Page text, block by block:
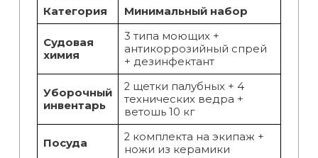
Категория Минимальный набор
Судовая
химия
3 типа моющих +
антикоррозийный спрей
+ дезинфектант
Уборочный
инвентарь
2 щетки палубных + 4
технических ведра +
ветошь 10 кг
Посуда
2 комплекта на экипаж +
ножи из керамики